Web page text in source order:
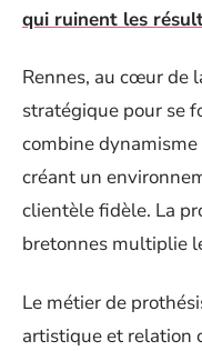
qui ruinent les
Rennes, au cœur de
stratégique pour se
combine
créant un
clientèle fidèle. La
bretonnes multiplie
Le métier de
artistique et relation